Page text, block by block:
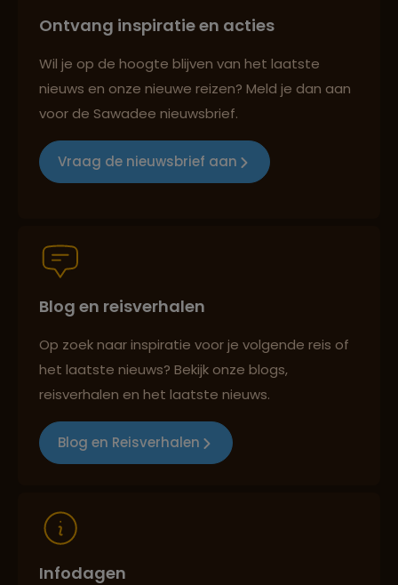
Reizen met oog voor mens, cultuur en milieu
Persoonlijk en deskundig reisadvies
Best beoordeelde reisroutes
Ontvang inspiratie en acties
Wil je op de hoogte blijven van het laatste
nieuws en onze nieuwe reizen? Meld je dan aan
voor de Sawadee nieuwsbrief.
Vraag de nieuwsbrief aan
Blog en reisverhalen
Op zoek naar inspiratie voor je volgende reis of
het laatste nieuws? Bekijk onze blogs,
reisverhalen en het laatste nieuws.
Blog en Reisverhalen
Infodagen